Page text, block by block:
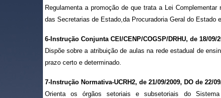
Regulamenta a promoção de que trata a Lei
das Secretarias de Estado,da Procuradoria Geral do Estado
6-Instrução Conjunta CEI/CENP/COGSP/DRHU, de 18/09/
Dispõe sobre a atribuição de aulas na rede estadual de
prazo certo e determinado.
7-Instrução Normativa-UCRH2, de 21/09/2009, DO de 22/
Orienta os órgãos setoriais e subsetoriais do